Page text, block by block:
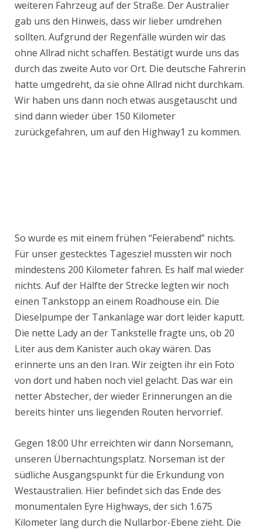
weiteren Fahrzeug auf der Straße. Der Australier
gab uns den Hinweis, dass wir lieber umdrehen
sollten. Aufgrund der Regenfälle würden wir das
ohne Allrad nicht schaffen. Bestätigt wurde uns das
durch das zweite Auto vor Ort. Die deutsche Fahrerin
hatte umgedreht, da sie ohne Allrad nicht durchkam.
Wir haben uns dann noch etwas ausgetauscht und
sind dann wieder über 150 Kilometer
zurückgefahren, um auf den Highway1 zu kommen.
So wurde es mit einem frühen “Feierabend” nichts.
Für unser gestecktes Tagesziel mussten wir noch
mindestens 200 Kilometer fahren. Es half mal wieder
nichts. Auf der Hälfte der Strecke legten wir noch
einen Tankstopp an einem Roadhouse ein. Die
Dieselpumpe der Tankanlage war dort leider kaputt.
Die nette Lady an der Tankstelle fragte uns, ob 20
Liter aus dem Kanister auch okay wären. Das
erinnerte uns an den Iran. Wir zeigten ihr ein Foto
von dort und haben noch viel gelacht. Das war ein
netter Abstecher, der wieder Erinnerungen an die
bereits hinter uns liegenden Routen hervorrief.
Gegen 18:00 Uhr erreichten wir dann Norsemann,
unseren Übernachtungsplatz. Norseman ist der
südliche Ausgangspunkt für die Erkundung von
Westaustralien. Hier befindet sich das Ende des
monumentalen Eyre Highways, der sich 1.675
Kilometer lang durch die Nullarbor-Ebene zieht. Die